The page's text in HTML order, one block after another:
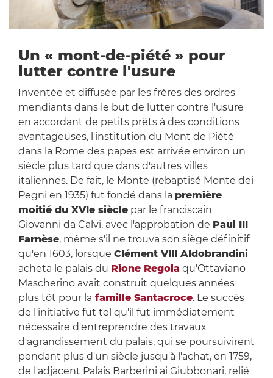
Un « mont-de-piété » pour
lutter contre l'usure
Inventée et diffusée par les frères des ordres
mendiants dans le but de lutter contre l'usure
en accordant de petits prêts à des conditions
avantageuses, l'institution du Mont de Piété
dans la Rome des papes est arrivée environ un
siècle plus tard que dans d'autres villes
italiennes. De fait, le Monte (rebaptisé Monte dei
Pegni en 1935) fut fondé dans la première
moitié du XVIe sièclepar le franciscain
Giovanni da Calvi, avec l'approbation de Paul III
Farnèse, même s'il ne trouva son siège définitif
qu'en 1603, lorsque Clément VIII Aldobrandini
acheta le palais du Rione Regolaqu'Ottaviano
Mascherino avait construit quelques années
plus tôt pour la famille Santacroce. Le succès
de l'initiative fut tel qu'il fut immédiatement
nécessaire d'entreprendre des travaux
d'agrandissement du palais, qui se poursuivirent
pendant plus d'un siècle jusqu'à l'achat, en 1759,
de l'adjacent Palais Barberini ai Giubbonari, relié